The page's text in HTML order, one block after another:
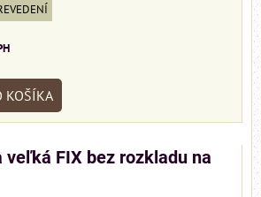
veľká FIX bez rozkladu na